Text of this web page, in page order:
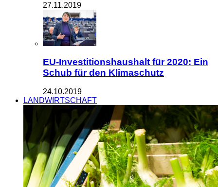
27.11.2019
EU-Investitionshaushalt für 2020: Ein
Schub für den Klimaschutz
24.10.2019
LANDWIRTSCHAFT